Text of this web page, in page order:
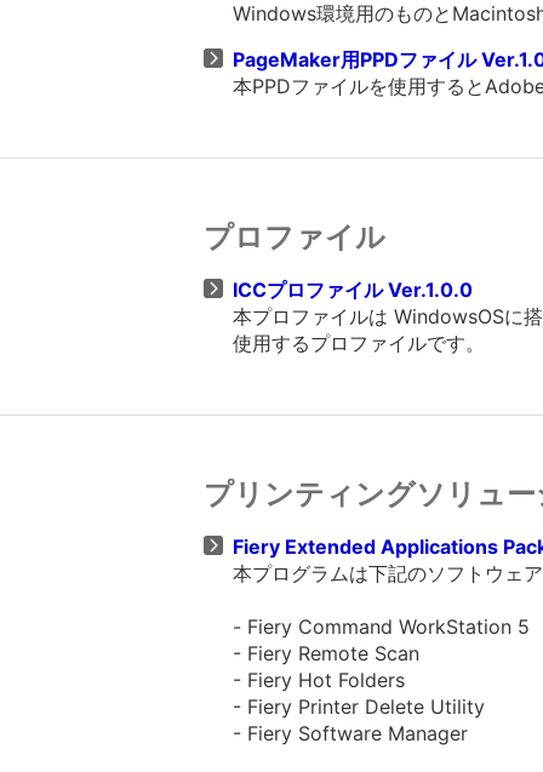
Windows環境用のものと
PageMaker用PPDファイル
本PPDファイルを使用すると
プロファイル
ICCプロファイル Ver.1.0.0
本プロファイルは WindowsOSに
使用するプロファイルです。
プリンティングソリュ
Fiery Extended Applications
本プログラムは下記のソフトウェ
- Fiery Command WorkStation 5
- Fiery Remote Scan
- Fiery Hot Folders
- Fiery Printer Delete Utility
- Fiery Software Manager